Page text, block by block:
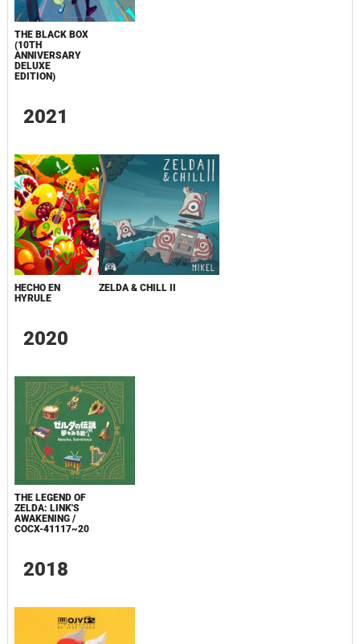
THE BLACK BOX
(10TH
ANNIVERSARY
DELUXE
EDITION)
2021
HECHO EN
HYRULE
ZELDA & CHILL II
2020
THE LEGEND OF
ZELDA: LINK'S
AWAKENING /
COCX-41117~20
2018